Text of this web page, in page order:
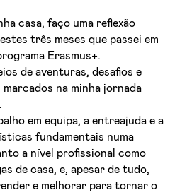
novidades da ETIC
casa, faço uma reflexão
três meses que passei em
Erasmus+.
de aventuras, desafios e
na minha jornada
em equipa, a entreajuda e a
fundamentais numa
a nível profissional como
de casa, e, apesar de tudo,
e melhorar para tornar o